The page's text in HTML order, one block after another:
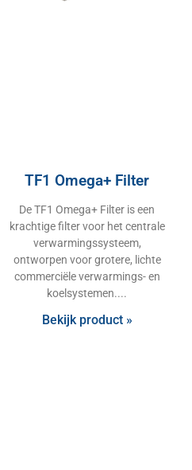
TF1 Omega+ Filter
De TF1 Omega+ Filter is een
krachtige filter voor het centrale
verwarmingssysteem,
ontworpen voor grotere, lichte
commerciële verwarmings- en
koelsystemen.
Bekijk product »